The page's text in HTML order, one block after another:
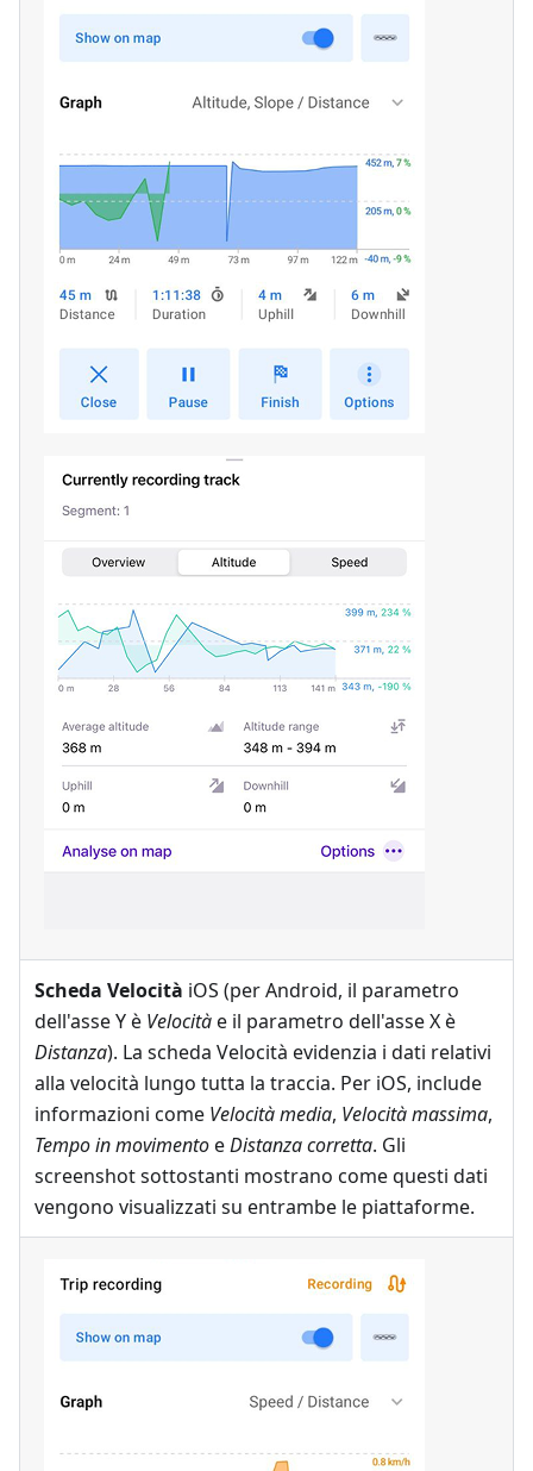
Scheda Velocità iOS (per Android, il parametro
dell'asse Y è Velocitàe il parametro dell'asse X è
Distanza). La scheda Velocità evidenzia i dati relativi
alla velocità lungo tutta la traccia. Per iOS, include
informazioni come Velocità media, Velocità massima,
Tempo in movimentoeDistanza corretta. Gli
screenshot sottostanti mostrano come questi dati
vengono visualizzati su entrambe le piattaforme.